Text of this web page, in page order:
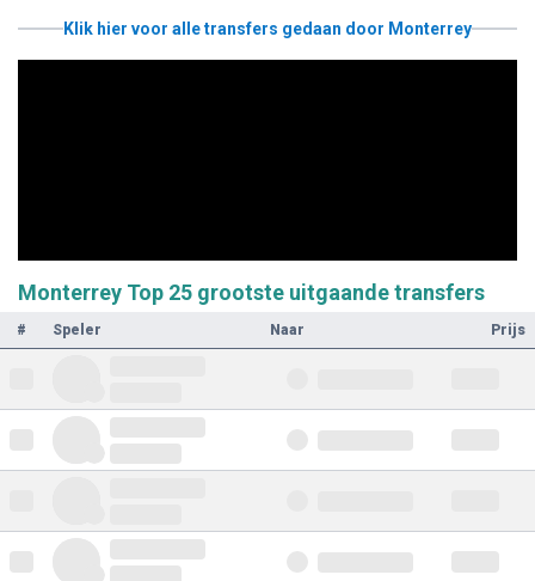
Klik hier voor alle transfers gedaan door Monterrey
Monterrey Top 25 grootste uitgaande transfers
# Speler Naar Prijs